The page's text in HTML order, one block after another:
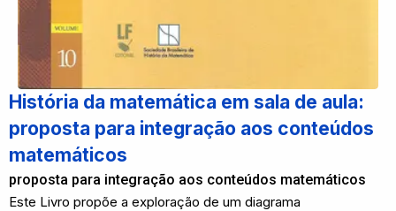
História da matemática em sala de aula:
proposta para integração aos conteúdos
matemáticos
proposta para integração aos conteúdos matemáticos
Este Livro propõe a exploração de um diagrama